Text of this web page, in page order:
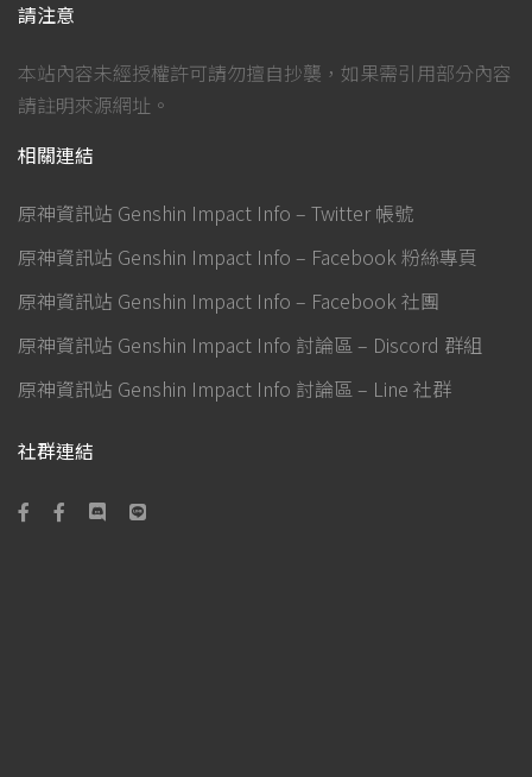
請注意
本站內容未經授權許可請勿擅自抄襲，如果需引用部分內容
請註明來源網址。
相關連結
原神資訊站 Genshin Impact Info – Twitter 帳號
原神資訊站 Genshin Impact Info – Facebook 粉絲專頁
原神資訊站 Genshin Impact Info – Facebook 社團
原神資訊站 Genshin Impact Info 討論區 – Discord 群組
原神資訊站 Genshin Impact Info 討論區 – Line 社群
社群連結